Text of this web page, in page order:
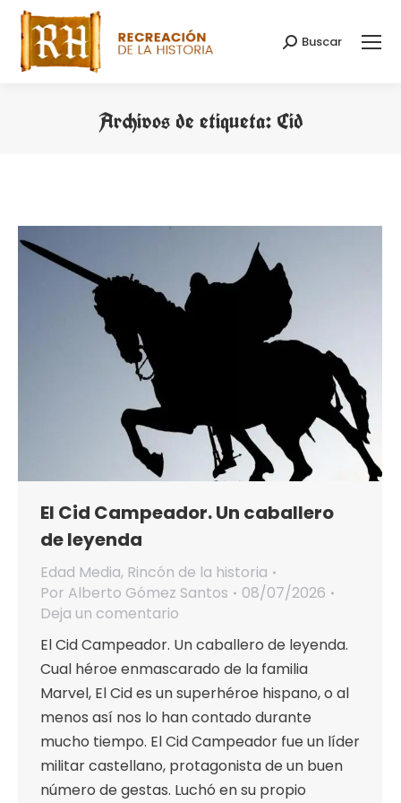
Buscar:
Buscar
Archivos de etiqueta: Cid
El Cid Campeador. Un caballero
de leyenda
Edad Media, Rincón de la historia
Por Alberto Gómez Santos
08/07/2026
Deja un comentario
El Cid Campeador. Un caballero de leyenda.
Cual héroe enmascarado de la familia
Marvel, El Cid es un superhéroe hispano, o al
menos así nos lo han contado durante
mucho tiempo. El Cid Campeador fue un líder
militar castellano, protagonista de un buen
número de gestas. Luchó en su propio